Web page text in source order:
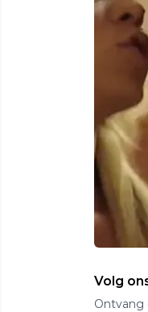
Volg
Ontvang